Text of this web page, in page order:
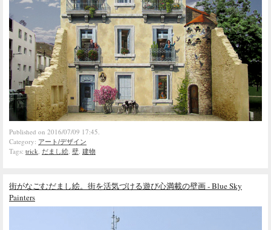
Published on 2016/07/09 17:45.
Category: アート/デザイン
Tags: trick, だまし絵, 壁, 建物
街がなごむだまし絵。街を活気づける遊び心満載の壁画 - Blue Sky
Painters